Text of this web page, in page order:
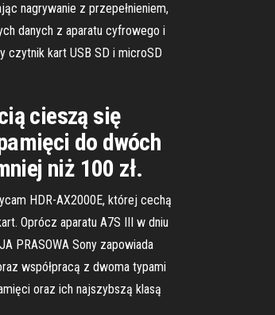
nagrywanie z przepełnieniem,
danych z aparatu cyfrowego i
czytnik kart USB SD i microSD
cieszą się
do dwóch
niż 100 zł.
HDR-AX2000E, której cechą
Oprócz aparatu A7S III w dniu
PRASOWA Sony zapowiada
współpracą z dwoma typami
oraz ich najszybszą klasą